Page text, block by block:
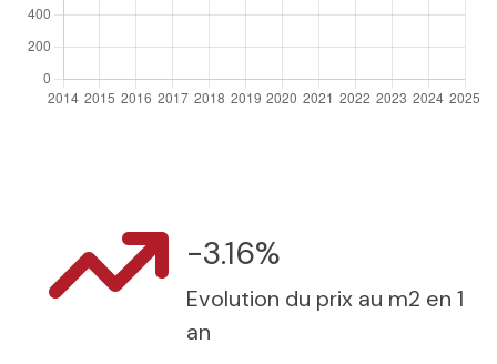
-3.16%
Evolution du prix au m2 en 1
an